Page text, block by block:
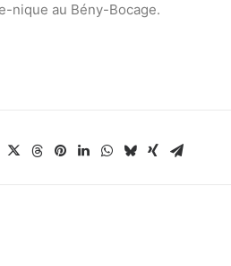
nique au Bény-Bocage.